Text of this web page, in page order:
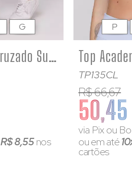
Legging Cós Cruzado Suplex Poliamida Academia Feminina Amarelo bebê
R$ 8,55nos
G
TP135CL
R$ 66,67
50,45
via Pix ou
ou em até
cartões
P